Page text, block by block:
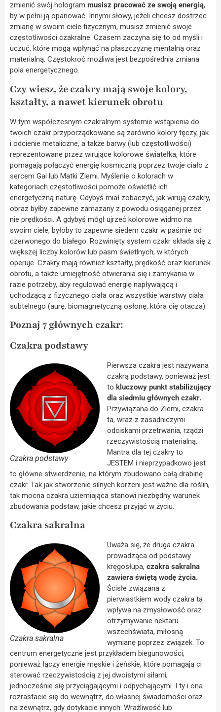
zmienić swój hologram musisz pracować ze swoją energią,
by w pełni ją opanować. Innymi słowy, jeżeli chcesz dostrzec
zmianę w swoim ciele fizycznym, musisz zmienić swoje
częstotliwości czakralne. Czasem zaczyna się to od myśli i
uczuć, które mogą wpłynąć na płaszczyznę mentalną oraz
materialną. Częstokroć możliwa jest bezpośrednia zmiana
pola energetycznego.
Czy wiesz, że czakry mają swoje kolory,
kształty, a nawet kierunek obrotu
W tym współczesnym czakralnym systemie wstąpienia do
twoich czakr przyporządkowane są zarówno kolory tęczy, jak
i odcienie metaliczne, a także barwy (lub częstotliwości)
reprezentowane przez wirujące kolorowe światełka, które
pomagają połączyć energię kosmiczną poprzez twoje ciało z
sercem Gai lub Matki Ziemi. Myślenie o kolorach w
kategoriach częstotliwości pomoże oświetlić ich
energetyczną naturę. Gdybyś miał zobaczyć, jak wirują czakry,
obraz byłby zapewne zamazany z powodu osiąganej przez
nie prędkości. A gdybyś mógł ujrzeć kolorowe widmo na
swoim ciele, byłoby to zapewne siedem czakr w paśmie od
czerwonego do białego. Rozwinięty system czakr składa się z
większej liczby kolorów lub pasm świetlnych, w których
operuje. Czakry mają również kształty, prędkość oraz kierunek
obrotu, a także umiejętność otwierania się i zamykania w
razie potrzeby, aby regulować energię napływającą i
uchodzącą z fizycznego ciała oraz wszystkie warstwy ciała
subtelnego (aurę, biomagnetyczną osłonę, która cię otacza).
Poznaj 7 głównych czakr:
Czakra podstawy
Czakra podstawy
Pierwsza czakra jest nazywana
czakrą podstawy, ponieważ jest
to kluczowy punkt stabilizujący
dla siedmiu głównych czakr.
Przywiązana do Ziemi, czakra
ta, wraz z zasadniczymi
odciskami przetrwania, rządzi
rzeczywistością materialną.
Mantra dla tej czakry to
JESTEM i nieprzypadkowo jest
to główne stwierdzenie, na którym zbudowano całą drabinę
czakr. Tak jak stworzenie silnych korzeni jest ważne dla roślin,
tak mocna czakra uziemiająca stanowi niezbędny warunek
zbudowania podstaw, jakie chcesz przyjąć w życiu.
Czakra sakralna
Czakra sakralna
Uważa się, że druga czakra
prowadząca od podstawy
kręgosłupa, czakra sakralna
zawiera świętą wodę życia.
Ścisłe związana z
pierwiastkiem wody czakra ta
wpływa na zmysłowość oraz
otrzymywanie nektaru
wszechświata, miłosną
wymianę poprzez związek. To
centrum energetyczne jest przykładem biegunowości,
ponieważ łączy energie męskie i żeńskie, które pomagają ci
sterować rzeczywistością z jej dwoistymi siłami,
jednocześnie się przyciągającymi i odpychającymi. I ty i ona
rozrastacie się do wewnątrz, do własnej świadomości oraz
na zewnątrz, gdy dotykacie innych. Wrażliwość lub